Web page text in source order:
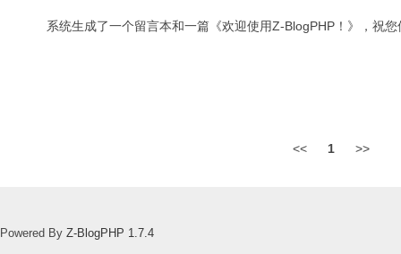
系统生成了一个留言本和一篇《欢迎使用Z-BlogPHP！》，祝
<< 1 >>
Powered By Z-BlogPHP 1.7.4